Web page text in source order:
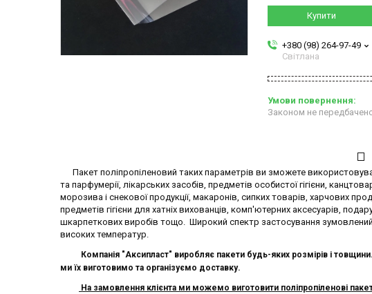
Купити
+380 (98) 264-97-49
Світлана
Законом не
Пакет поліпропіленовий таких параметрів ви зможете
та парфумерії, лікарських засобів, предметів особистої гігієни,
морозива і снекової продукції, макаронів, сипких товарів, харчових
предметів гігієни для хатніх вихованців, комп'ютерних аксесуарів,
шкарпеткових виробів тощо. Широкий спектр застосування
високих температур.
Компанія "Аксипласт" виробляє пакети будь-яких розмірів і
ми їх виготовимо та організуємо доставку.
На замовлення клієнта ми можемо виготовити поліпропіленові